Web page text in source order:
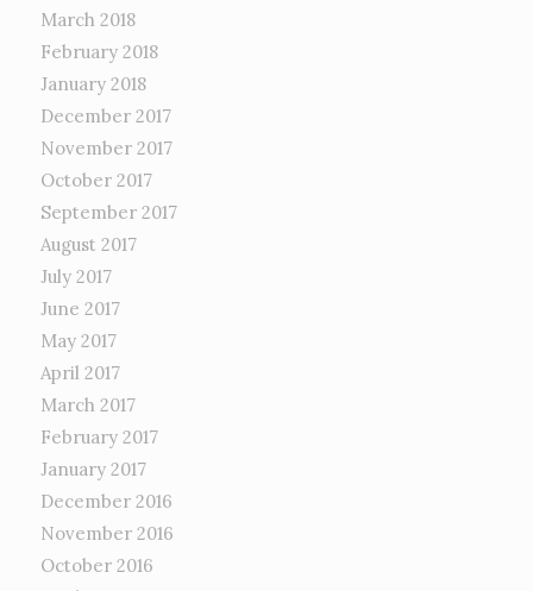
March 2018
February 2018
January 2018
December 2017
November 2017
October 2017
September 2017
August 2017
July 2017
June 2017
May 2017
April 2017
March 2017
February 2017
January 2017
December 2016
November 2016
October 2016